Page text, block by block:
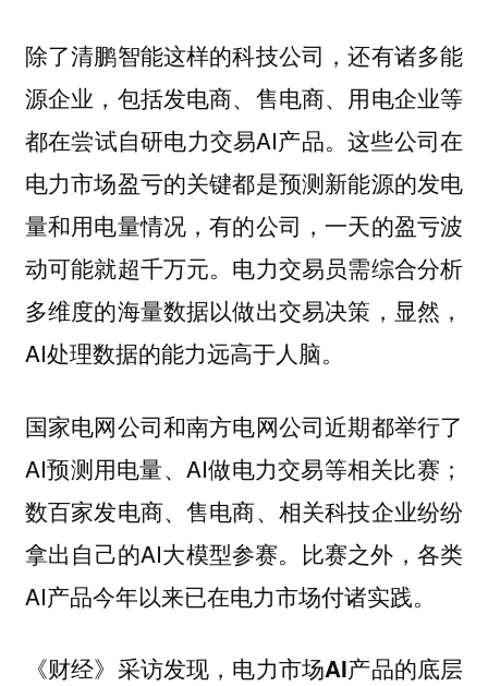
除了清鹏智能这样的科技公司，还有诸多能
源企业，包括发电商、售电商、用电企业等
都在尝试自研电力交易AI产品。这些公司在
电力市场盈亏的关键都是预测新能源的发电
量和用电量情况，有的公司，一天的盈亏波
动可能就超千万元。电力交易员需综合分析
多维度的海量数据以做出交易决策，显然，
AI处理数据的能力远高于人脑。
国家电网公司和南方电网公司近期都举行了
AI预测用电量、AI做电力交易等相关比赛；
数百家发电商、售电商、相关科技企业纷纷
拿出自己的AI大模型参赛。比赛之外，各类
AI产品今年以来已在电力市场付诸实践。
《财经》采访发现，电力市场AI产品的底层